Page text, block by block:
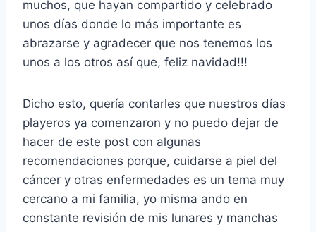
muchos, que hayan compartido y celebrado
unos días donde lo más importante es
abrazarse y agradecer que nos tenemos los
unos a los otros así que, feliz navidad!!!
Dicho esto, quería contarles que nuestros días
playeros ya comenzaron y no puedo dejar de
hacer de este post con algunas
recomendaciones porque, cuidarse a piel del
cáncer y otras enfermedades es un tema muy
cercano a mi familia, yo misma ando en
constante revisión de mis lunares y manchas